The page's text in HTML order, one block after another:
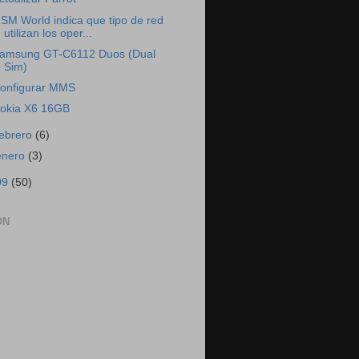
World indica que tipo de red
utilizan los oper...
GT-C6112 Duos (Dual
Sim)
MMS
X6 16GB
(6)
(3)
(50)